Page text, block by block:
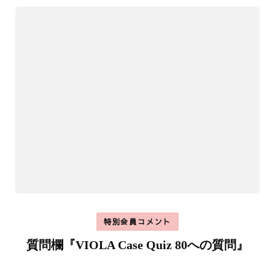
特別会員コメント
質問欄『VIOLA Case Quiz 80への質問』